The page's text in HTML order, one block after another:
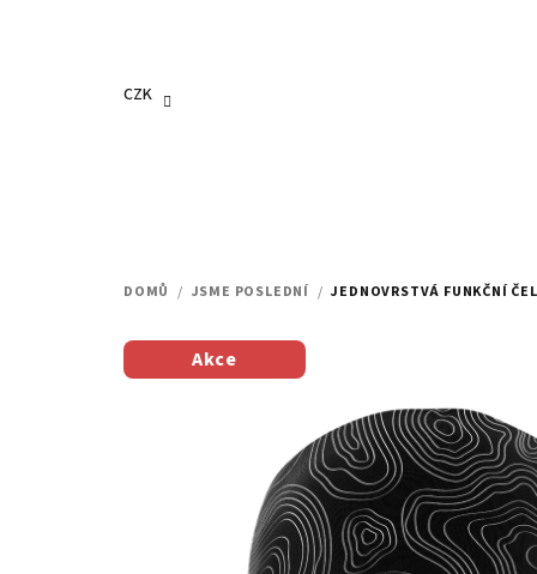
CZK
DOMŮ / JSME POSLEDNÍ / JEDNOVRSTVÁ FUNKČNÍ
Akce